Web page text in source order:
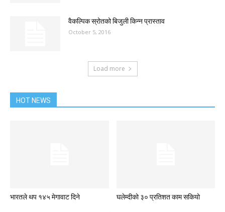
वैकल्पिक स्रोतको बिजुली किन्न प्रास्ताव
October 5, 2016
Load more
HOT NEWS
भारतले थप १४५ मेगावाट दिने घलेम्दीको ३० प्रतिशत काम सकियो